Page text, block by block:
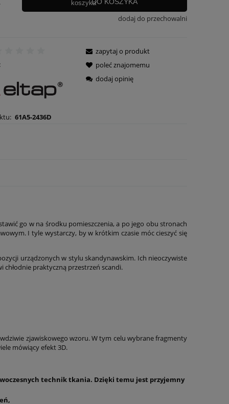
dodaj do przechowalni
61A5-2436D
zapytaj o produkt
poleć znajomemu
dodaj opinię
go w na środku pomieszczenia, a po jego obu stronach
I tyle wystarczy, by w krótkim czasie móc cieszyć się
urządzonych w stylu skandynawskim. Ich nieoczywiste
praktyczną przestrzeń scandi.
zjawiskowego wzoru. W tym celu wybrane fragmenty
mówiący efekt 3D.
technik tkania. Dzięki temu jest przyjemny